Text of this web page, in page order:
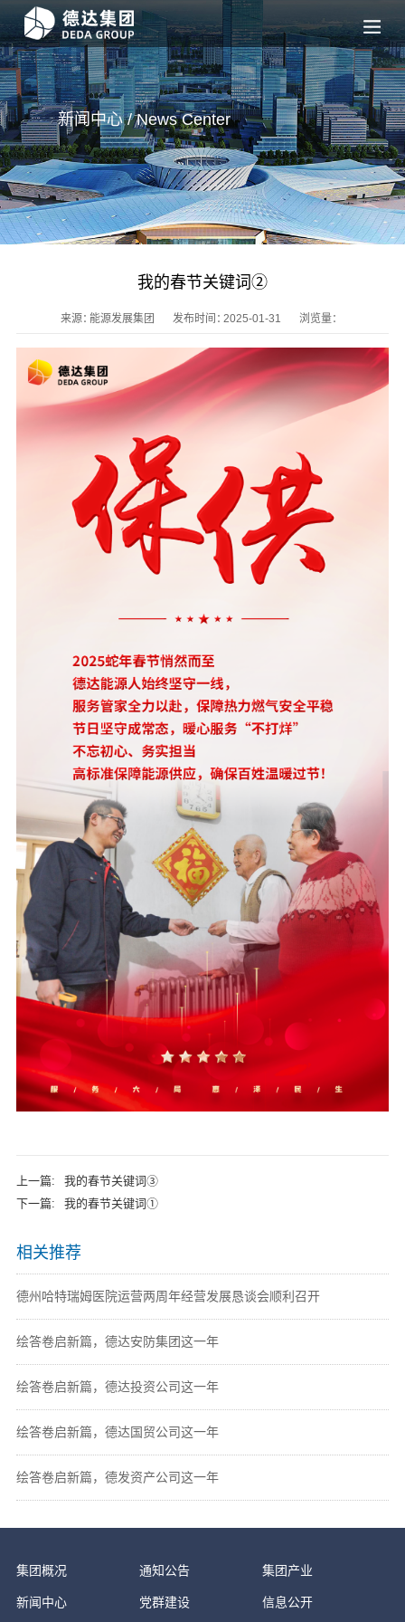
新闻中心 / NewsCenter
我的春节关键词②
来源：能源发展集团 发布时间：2025-01-31 浏览量：
上一篇:
我的春节关键词③
下一篇:
我的春节关键词①
相关推荐
德州哈特瑞姆医院运营两周年经营发展恳谈会顺利召开
绘答卷启新篇，德达安防集团这一年
绘答卷启新篇，德达投资公司这一年
绘答卷启新篇，德达国贸公司这一年
绘答卷启新篇，德发资产公司这一年
集团概况 通知公告 集团产业
新闻中心 党群建设 信息公开